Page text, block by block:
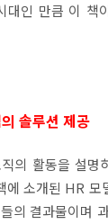
대인 만큼 이 책
솔루션 제공
의 활동을 설명
에 소개된 HR 모
의 결과물이며